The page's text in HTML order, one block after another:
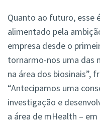
Quanto ao futuro, esse
alimentado pela
empresa desde o
tornarmo-nos uma das
na área dos biosinais”,
“Antecipamos uma
investigação e
a área de mHealth –